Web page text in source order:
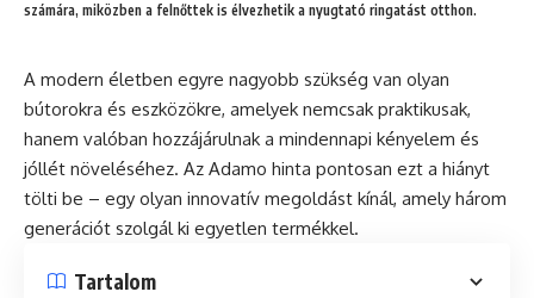
számára, miközben a felnőttek is élvezhetik a nyugtató ringatást otthon.
A modern életben egyre nagyobb szükség van olyan
bútorokra és eszközökre, amelyek nemcsak praktikusak,
hanem valóban hozzájárulnak a mindennapi kényelem és
jóllét növeléséhez. Az Adamo hinta pontosan ezt a hiányt
tölti be – egy olyan innovatív megoldást kínál, amely három
generációt szolgál ki egyetlen termékkel.
Tartalom